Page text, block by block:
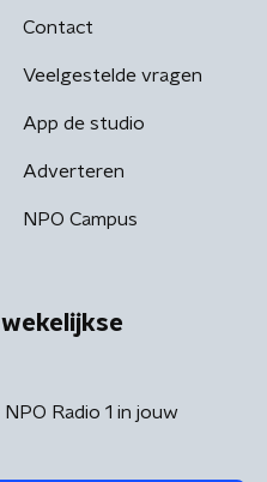
Contact
Veelgestelde vragen
App de studio
Adverteren
NPO Campus
Radio 1 in jouw